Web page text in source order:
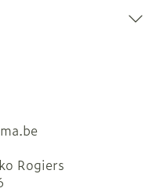
Rogiers